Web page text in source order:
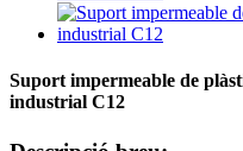
Suport impermeable de
industrial C12